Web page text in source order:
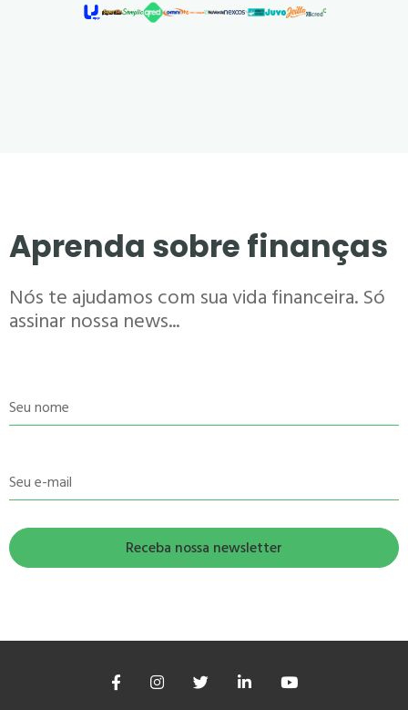
Aprenda sobre finanças
Nós te ajudamos com sua vida financeira. Só
assinar nossa news...
Seu nome
Seu e-mail